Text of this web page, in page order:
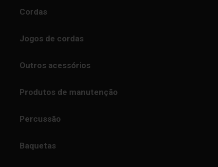
Cordas
Jogos de cordas
Outros acessórios
Produtos de manutenção
Percussão
Baquetas